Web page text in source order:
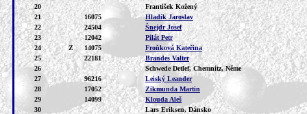
20
František Kožený
21
16075
Hladík Jaroslav
22
24504
Šnejdr Josef
23
12042
Pilát Petr
24
Z 14075
Froňková Kateřina
25
22181
Brandes Valter
26
Schwede Detlef, Chemnitz, Něme
27
96216
Leiský Leander
28
17052
Zikmunda Martin
29
14099
Klouda Aleš
30
Lars Eriksen, Dánsko